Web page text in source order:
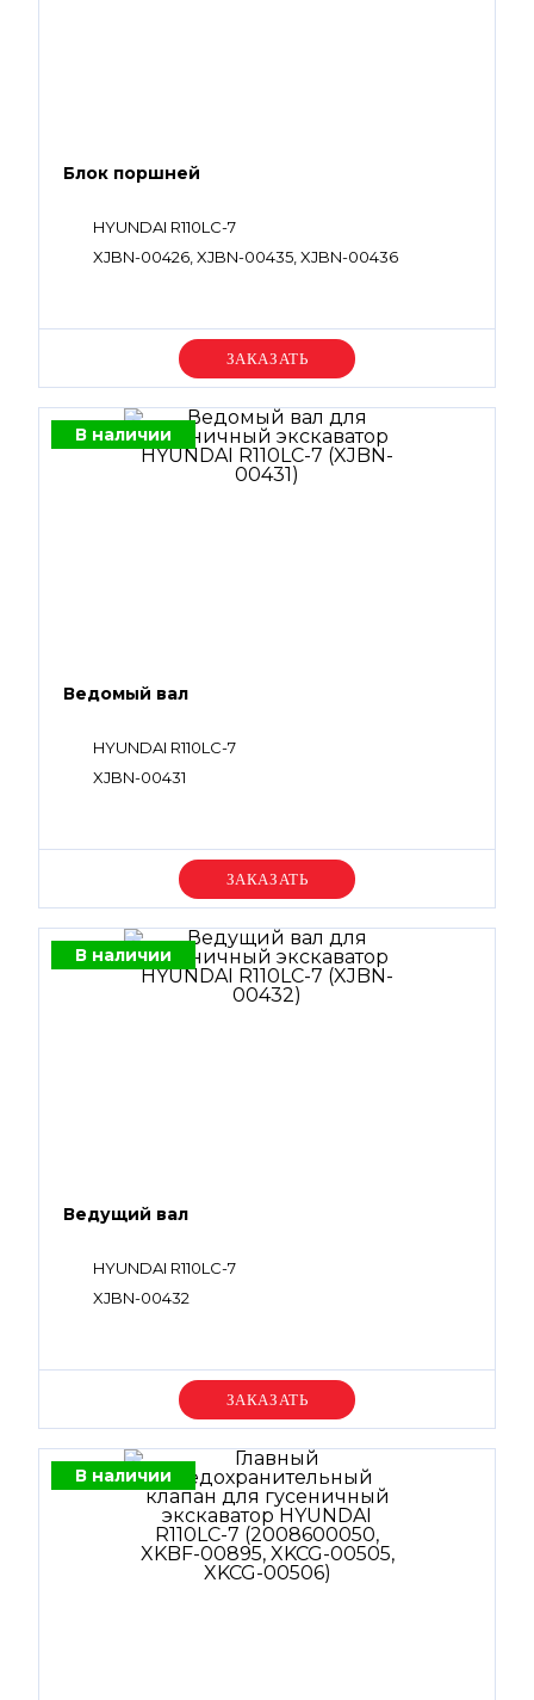
Блок поршней
HYUNDAI R110LC-7
XJBN-00426, XJBN-00435, XJBN-00436
Уточняйте цену
В наличии
Ведомый вал
HYUNDAI R110LC-7
XJBN-00431
Уточняйте цену
В наличии
Ведущий вал
HYUNDAI R110LC-7
XJBN-00432
Уточняйте цену
В наличии